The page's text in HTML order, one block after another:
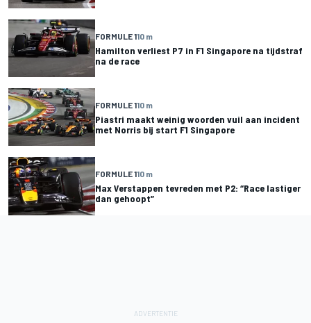
FORMULE 110 m
Hamilton verliest P7 in F1 Singapore na tijdstraf
na de race
FORMULE 110 m
Piastri maakt weinig woorden vuil aan incident
met Norris bij start F1 Singapore
FORMULE 110 m
Max Verstappen tevreden met P2: “Race lastiger
dan gehoopt”